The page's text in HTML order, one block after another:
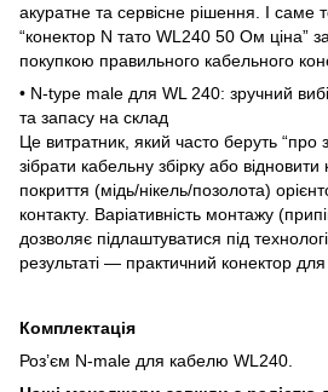
акуратне та сервісне рішення. І саме
“конектор N тато WL240 50 Ом ціна”
покупкою правильного кабельного
• N-type male для WL 240: зручний
та запасу на склад
Це витратник, який часто беруть
зібрати кабельну збірку або
покриття (мідь/нікель/позолота)
контакту. Варіативність монтажу
дозволяє підлаштуватися під
результаті — практичний конектор
Комплектація
Роз’єм N-male для кабелю WL240.